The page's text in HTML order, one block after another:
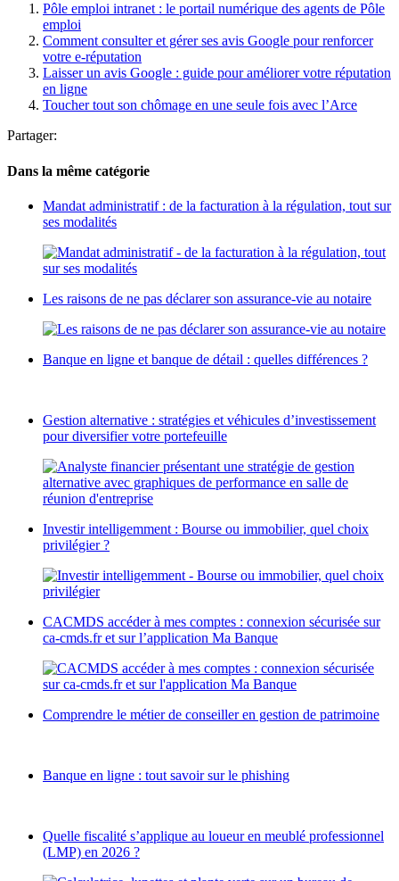
Pôle emploi intranet : le portail numérique des agents de Pôle
emploi
Comment consulter et gérer ses avis Google pour renforcer
votre e-réputation
Laisser un avis Google : guide pour améliorer votre réputation
en ligne
Toucher tout son chômage en une seule fois avec l’Arce
Partager:
Dans la même catégorie
Mandat administratif : de la facturation à la régulation, tout sur
ses modalités
Les raisons de ne pas déclarer son assurance-vie au notaire
Banque en ligne et banque de détail : quelles différences ?
Gestion alternative : stratégies et véhicules d’investissement
pour diversifier votre portefeuille
Investir intelligemment : Bourse ou immobilier, quel choix
privilégier ?
CACMDS accéder à mes comptes : connexion sécurisée sur
ca-cmds.fr et sur l’application Ma Banque
Comprendre le métier de conseiller en gestion de patrimoine
Banque en ligne : tout savoir sur le phishing
Quelle fiscalité s’applique au loueur en meublé professionnel
(LMP) en 2026 ?